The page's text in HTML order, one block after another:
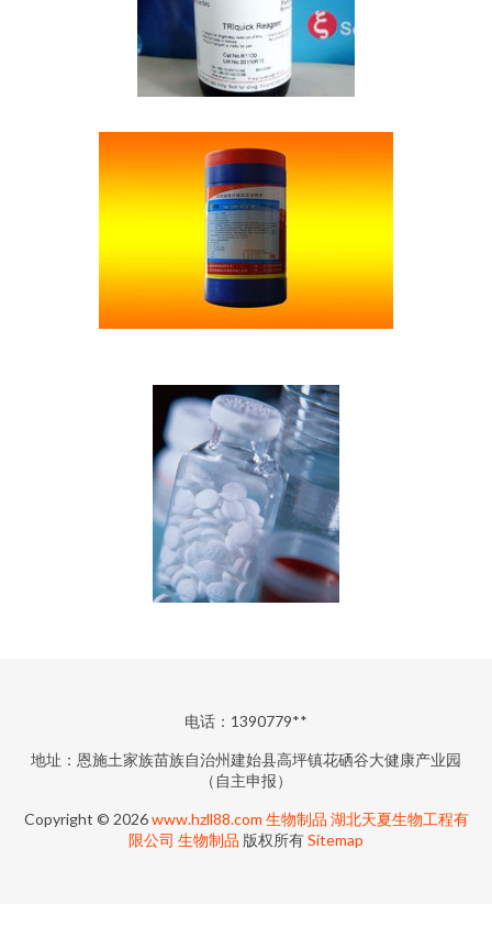
电话：1390779**
地址：恩施土家族苗族自治州建始县高坪镇花硒谷大健康产业园
（自主申报）
Copyright © 2026www.hzll88.com 生物制品 湖北天夏生物工程有
限公司 生物制品 版权所有Sitemap